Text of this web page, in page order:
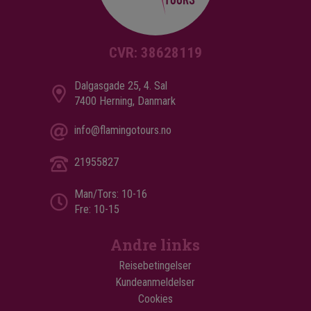
CVR: 38628119
Dalgasgade 25, 4. Sal
7400 Herning, Danmark
info@flamingotours.no
21955827
Man/Tors: 10-16
Fre: 10-15
Andre links
Reisebetingelser
Kundeanmeldelser
Cookies